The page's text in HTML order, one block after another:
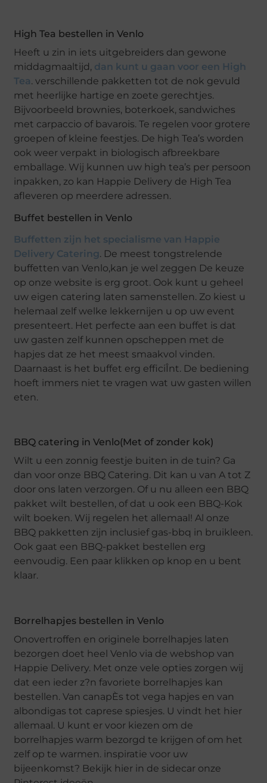
High Tea bestellen in Venlo
Heeft u zin in iets uitgebreiders dan gewone
middagmaaltijd, dan kunt u gaan voor een High
Tea. verschillende pakketten tot de nok gevuld
met heerlijke hartige en zoete gerechtjes.
Bijvoorbeeld brownies, boterkoek, sandwiches
met carpaccio of bavarois. Te regelen voor grotere
groepen of kleine feestjes. De high Tea’s worden
ook weer verpakt in biologisch afbreekbare
emballage. Wij kunnen uw high tea’s per persoon
inpakken, zo kan Happie Delivery de High Tea
afleveren op meerdere adressen.
Buffet bestellen in Venlo
Buffetten zijn het specialisme van Happie
Delivery Catering. De meest tongstrelende
buffetten van Venlo,kan je wel zeggen De keuze
op onze website is erg groot. Ook kunt u geheel
uw eigen catering laten samenstellen. Zo kiest u
helemaal zelf welke lekkernijen u op uw event
presenteert. Het perfecte aan een buffet is dat
uw gasten zelf kunnen opscheppen met de
hapjes dat ze het meest smaakvol vinden.
Daarnaast is het buffet erg efficiÎnt. De bediening
hoeft immers niet te vragen wat uw gasten willen
eten.
BBQ catering in Venlo(Met of zonder kok)
Wilt u een zonnig feestje buiten in de tuin? Ga
dan voor onze BBQ Catering. Dit kan u van A tot Z
door ons laten verzorgen. Of u nu alleen een BBQ
pakket wilt bestellen, of dat u ook een BBQ-Kok
wilt boeken. Wij regelen het allemaal! Al onze
BBQ pakketten zijn inclusief gas-bbq in bruikleen.
Ook gaat een BBQ-pakket bestellen erg
eenvoudig. Een paar klikken op knop en u bent
klaar.
Borrelhapjes bestellen in Venlo
Onovertroffen en originele borrelhapjes laten
bezorgen doet heel Venlo via de webshop van
Happie Delivery. Met onze vele opties zorgen wij
dat een ieder z?n favoriete borrelhapjes kan
bestellen. Van canapÈs tot vega hapjes en van
albondigas tot caprese spiesjes. U vindt het hier
allemaal. U kunt er voor kiezen om de
borrelhapjes warm bezorgd te krijgen of om het
zelf op te warmen. inspiratie voor uw
bijeenkomst? Bekijk hier in de sidecar onze